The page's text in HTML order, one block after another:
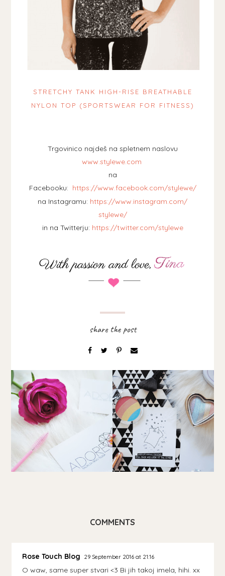
STRETCHY TANK HIGH-RISE BREATHABLE
NYLON TOP (SPORTSWEAR FOR FITNESS)
Trgovinico najdeš na spletnem naslovu
www.stylewe.com
na
Facebooku: https://www.facebook.com/stylewe/
na Instagramu: https://www.instagram.com/
stylewe/
in na Twitterju: https://twitter.com/stylewe
COMMENTS
Rose Touch Blog 29 September 2016 at 21:16
O waw, same super stvari <3 Bi jih takoj imela, hihi. xx